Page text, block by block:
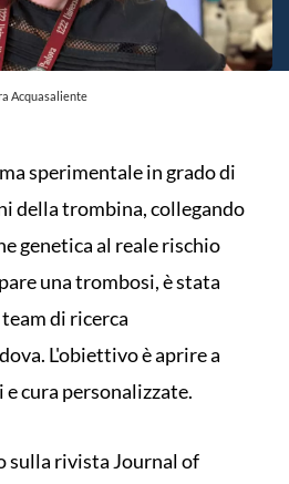
Acquasaliente
sperimentale in grado di
della trombina, collegando
genetica al reale rischio
una trombosi, è stata
di ricerca
L'obiettivo è aprire a
cura personalizzate.
sulla rivista Journal of